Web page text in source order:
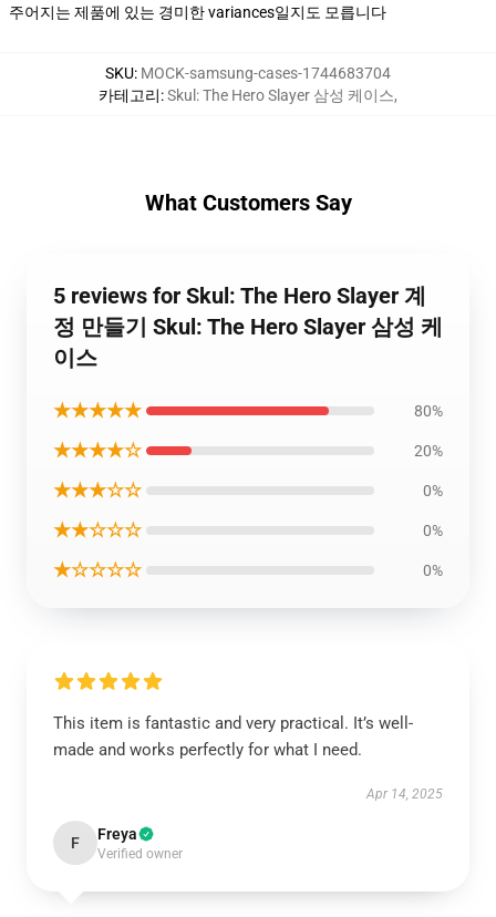
주어지는 제품에 있는 경미한 variances일지도 모릅니다
SKU: MOCK-samsung-cases-1744683704
카테고리:Skul: The Hero Slayer 삼성 케이스,
What Customers Say
5 reviews for Skul: The Hero Slayer 계
정 만들기 Skul: The Hero Slayer 삼성 케
이스
★★★★★ 80%
★★★★☆ 20%
★★★☆☆ 0%
★★☆☆☆ 0%
★☆☆☆☆ 0%
This item is fantastic and very practical. It’s well-
made and works perfectly for what I need.
Apr 14, 2025
F Freya
Verified owner